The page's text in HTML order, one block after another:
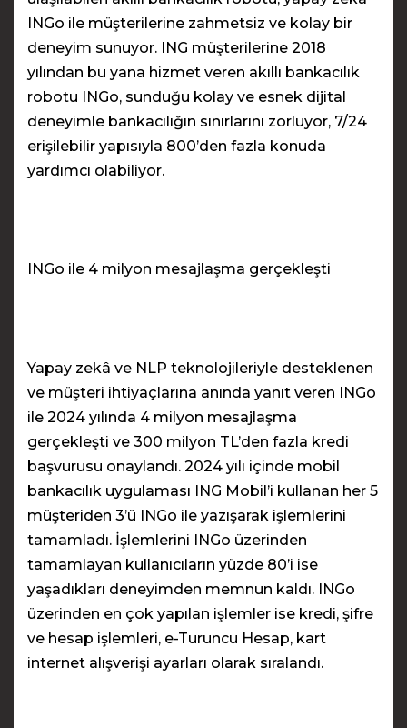
INGo ile müşterilerine zahmetsiz ve kolay bir
deneyim sunuyor. ING müşterilerine 2018
yılından bu yana hizmet veren akıllı bankacılık
robotu INGo, sunduğu kolay ve esnek dijital
deneyimle bankacılığın sınırlarını zorluyor, 7/24
erişilebilir yapısıyla 800’den fazla konuda
yardımcı olabiliyor.
INGo ile 4 milyon mesajlaşma gerçekleşti
Yapay zekâ ve NLP teknolojileriyle desteklenen
ve müşteri ihtiyaçlarına anında yanıt veren INGo
ile 2024 yılında 4 milyon mesajlaşma
gerçekleşti ve 300 milyon TL’den fazla kredi
başvurusu onaylandı. 2024 yılı içinde mobil
bankacılık uygulaması ING Mobil’i kullanan her 5
müşteriden 3’ü INGo ile yazışarak işlemlerini
tamamladı. İşlemlerini INGo üzerinden
tamamlayan kullanıcıların yüzde 80’i ise
yaşadıkları deneyimden memnun kaldı. INGo
üzerinden en çok yapılan işlemler ise kredi, şifre
ve hesap işlemleri, e-Turuncu Hesap, kart
internet alışverişi ayarları olarak sıralandı.